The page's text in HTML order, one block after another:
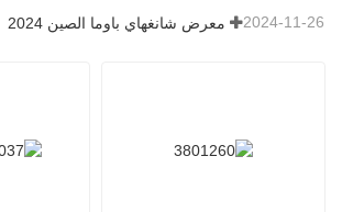
معرض شانغهاي باوما الصين 2024 2024-11-26